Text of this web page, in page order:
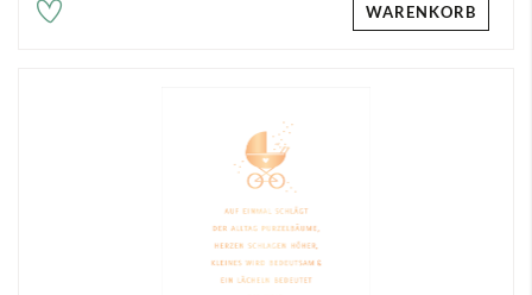
WARENKORB